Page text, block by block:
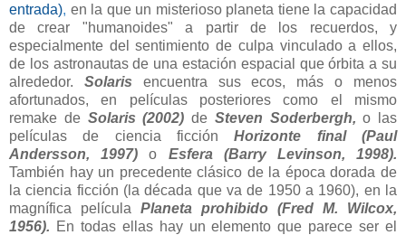
entrada), en la que un misterioso planeta tiene la capacidad
de crear "humanoides" a partir de los recuerdos, y
especialmente del sentimiento de culpa vinculado a ellos,
de los astronautas de una estación espacial que órbita a su
alrededor. Solaris encuentra sus ecos, más o menos
afortunados, en películas posteriores como el mismo
remake de Solaris (2002) de Steven Soderbergh,o las
películas de ciencia ficciónHorizonte final (Paul
Andersson, 1997)o Esfera (Barry Levinson, 1998).
También hay un precedente clásico de la época dorada de
la ciencia ficción (la década que va de 1950 a 1960), en la
magnífica película Planeta prohibido (Fred M. Wilcox,
1956). En todas ellas hay un elemento que parece ser el